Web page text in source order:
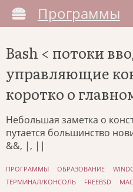
Программы
Bash < потоки
управляющие
коротко о
Небольшая заметка о
путается большинство
&&, |, ||
ПРОГРАММЫ ОБРАЗОВАНИЕ
ТЕРМИНАЛ/КОНСОЛЬ
FREEBSD